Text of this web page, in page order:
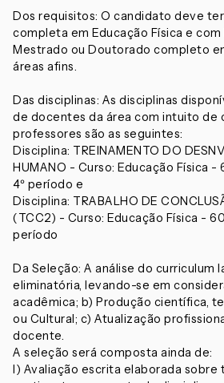
Dos requisitos: O candidato deve
completa em Educação Física e
Mestrado ou Doutorado completo
áreas afins.
Das disciplinas: As disciplinas
de docentes da área com intuito de
professores são as seguintes:
Disciplina: TREINAMENTO DO
HUMANO - Curso: Educação Física
4º período e
Disciplina: TRABALHO DE
(TCC2) - Curso: Educação Física -
período
Da Seleção: A análise do curriculum
eliminatória, levando-se em
acadêmica; b) Produção científica,
ou Cultural; c) Atualização
docente.
A seleção será composta ainda de:
I) Avaliação escrita elaborada sobre